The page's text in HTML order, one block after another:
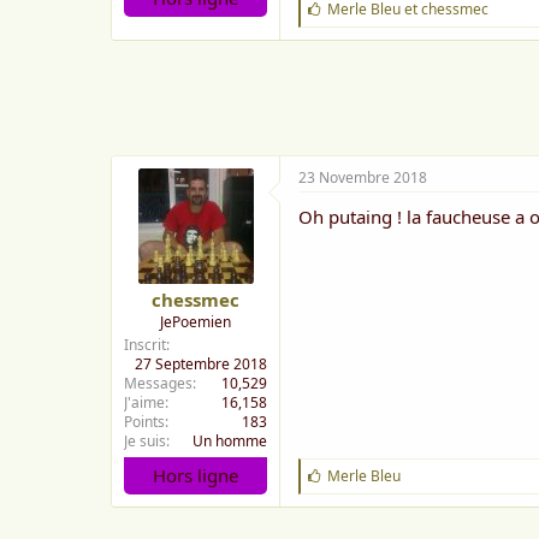
J
'
a
Merle Bleuetchessmec
chessmec
JePoemien
Inscrit
27 Septembre 2018
Messages
10,529
J'aime
16,158
Points
183
Je suis
Un homme
Hors ligne
23 Novembre 2018
Oh putaing ! la faucheuse a
J
'
a
Merle Bleu